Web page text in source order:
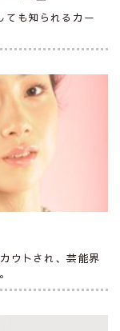
ても知られるカー
ウトされ、芸能界